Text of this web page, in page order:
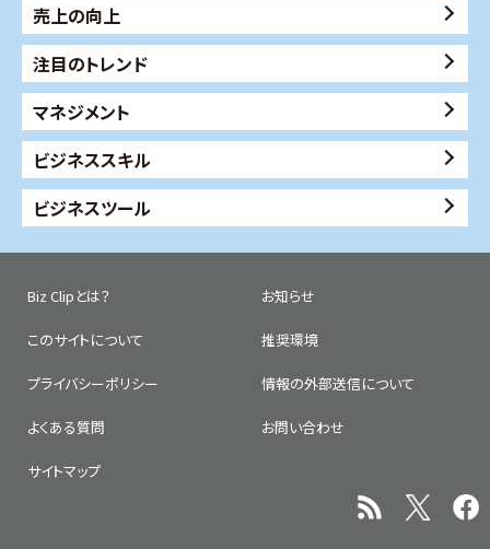
売上の向上
注目のトレンド
マネジメント
ビジネススキル
ビジネスツール
Biz Clipとは？ お知らせ
このサイトについて 推奨環境
プライバシーポリシー 情報の外部送信について
よくある質問 お問い合わせ
サイトマップ